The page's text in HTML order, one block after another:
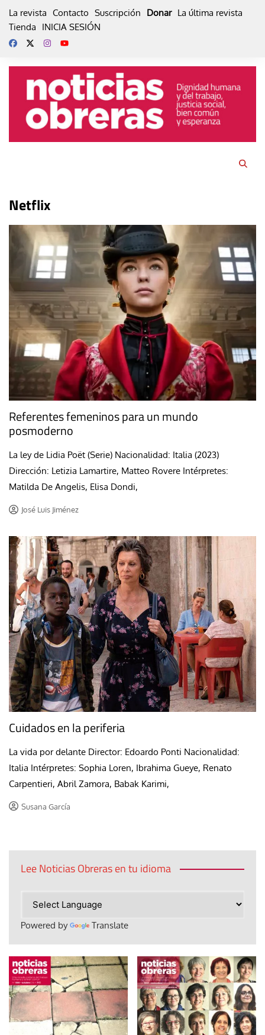
La revista Contacto Suscripción Donar La última revista
Tienda
INICIA SESIÓN
Netflix
Referentes femeninos para un mundo
posmoderno
La ley de Lidia Poët (Serie) Nacionalidad: Italia (2023)
Dirección: Letizia Lamartire, Matteo Rovere Intérpretes:
Matilda De Angelis, Elisa Dondi,
José Luis Jiménez
Cuidados en la periferia
La vida por delante Director: Edoardo Ponti Nacionalidad:
Italia Intérpretes: Sophia Loren, Ibrahima Gueye, Renato
Carpentieri, Abril Zamora, Babak Karimi,
Susana García
Lee Noticias Obreras en tu idioma
Powered by Translate